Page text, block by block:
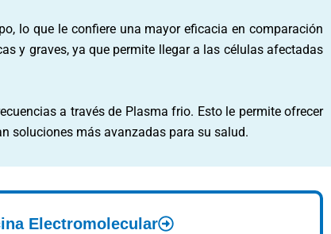
lo que le confiere una mayor eficacia en comparación
y graves, ya que permite llegar a las células afectadas
a través de Plasma frio. Esto le permite ofrecer
soluciones más avanzadas para su salud.
Electromolecular